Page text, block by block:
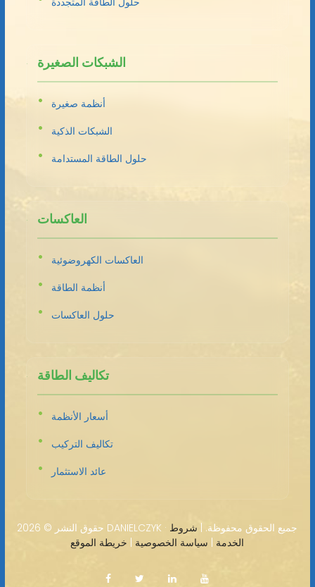
الشبكات الصغيرة
أنظمة صغيرة
الشبكات الذكية
حلول الطاقة المستدامة
العاكسات
العاكسات الكهروضوئية
أنظمة الطاقة
حلول العاكسات
تكاليف الطاقة
أسعار الأنظمة
تكاليف التركيب
عائد الاستثمار
حقوق النشر © 2026 DANIELCZYK · جميع الحقوق محفوظة. | شروط
الخدمة
سياسة الخصوصية خريطة الموقع